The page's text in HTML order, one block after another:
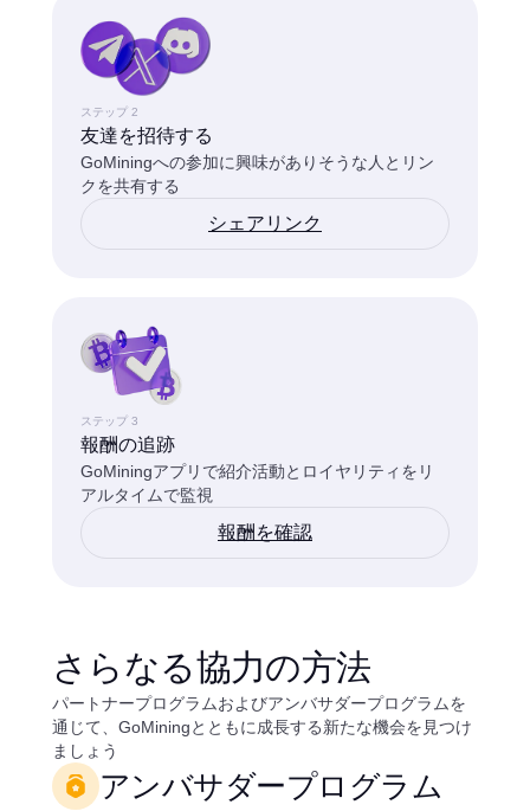
ステップ 2
友達を招待する
GoMiningへの参加に興味がありそうな人とリン
クを共有する
シェアリンク
ステップ 3
報酬の追跡
GoMiningアプリで紹介活動とロイヤリティをリ
アルタイムで監視
報酬を確認
さらなる協力の方法
パートナープログラムおよびアンバサダープログラムを
通じて、GoMiningとともに成長する新たな機会を見つけ
ましょう
アンバサダープログラム